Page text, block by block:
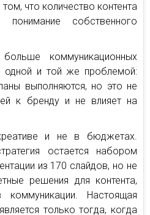
что количество контента
собственного
коммуникационных
одной и той же проблемой:
выполняются, но это не
к бренду и не влияет на
и не в бюджетах.
остается набором
из 170 слайдов, но не
решения для контента,
Настоящая
только тогда, когда